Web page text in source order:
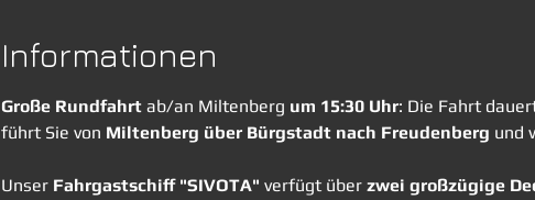
Informationen
Große Rundfahrt ab/an Miltenberg um 15:30 Uhr: Die Fahrt
führt Sie von Miltenberg über Bürgstadt nach Freudenberg und
Unser Fahrgastschiff "SIVOTA" verfügt über zwei großzügige